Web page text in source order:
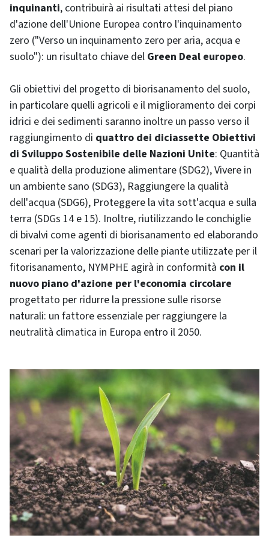
inquinanti, contribuirà ai risultati attesi del piano
d'azione dell'Unione Europea contro l'inquinamento
zero ("Verso un inquinamento zero per aria, acqua e
suolo"): un risultato chiave del Green Deal europeo.
Gli obiettivi del progetto di biorisanamento del suolo,
in particolare quelli agricoli e il miglioramento dei corpi
idrici e dei sedimenti saranno inoltre un passo verso il
raggiungimento di quattro dei diciassette Obiettivi
di Sviluppo Sostenibile delle Nazioni Unite: Quantità
e qualità della produzione alimentare (SDG2), Vivere in
un ambiente sano (SDG3), Raggiungere la qualità
dell'acqua (SDG6), Proteggere la vita sott'acqua e sulla
terra (SDGs 14 e 15). Inoltre, riutilizzando le conchiglie
di bivalvi come agenti di biorisanamento ed elaborando
scenari per la valorizzazione delle piante utilizzate per il
fitorisanamento, NYMPHE agirà in conformità con il
nuovo piano d'azione per l'economia circolare
progettato per ridurre la pressione sulle risorse
naturali: un fattore essenziale per raggiungere la
neutralità climatica in Europa entro il 2050.